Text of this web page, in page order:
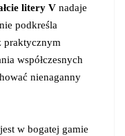
litery V nadaje
podkreśla
praktycznym
współczesnych
nienaganny
w bogatej gamie